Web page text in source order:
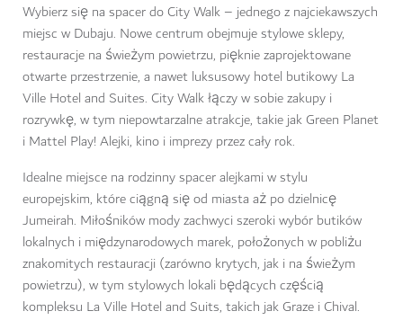
Wybierz się na spacer do City Walk – jednego z najciekawszych
miejsc w Dubaju. Nowe centrum obejmuje stylowe sklepy,
restauracje na świeżym powietrzu, pięknie zaprojektowane
otwarte przestrzenie, a nawet luksusowy hotel butikowy La
Ville Hotel and Suites. City Walk łączy w sobie zakupy i
rozrywkę, w tym niepowtarzalne atrakcje, takie jak Green Planet
i Mattel Play! Alejki, kino i imprezy przez cały rok.
Idealne miejsce na rodzinny spacer alejkami w stylu
europejskim, które ciągną się od miasta aż po dzielnicę
Jumeirah. Miłośników mody zachwyci szeroki wybór butików
lokalnych i międzynarodowych marek, położonych w pobliżu
znakomitych restauracji (zarówno krytych, jak i na świeżym
powietrzu), w tym stylowych lokali będących częścią
kompleksu La Ville Hotel and Suits, takich jak Graze i Chival.